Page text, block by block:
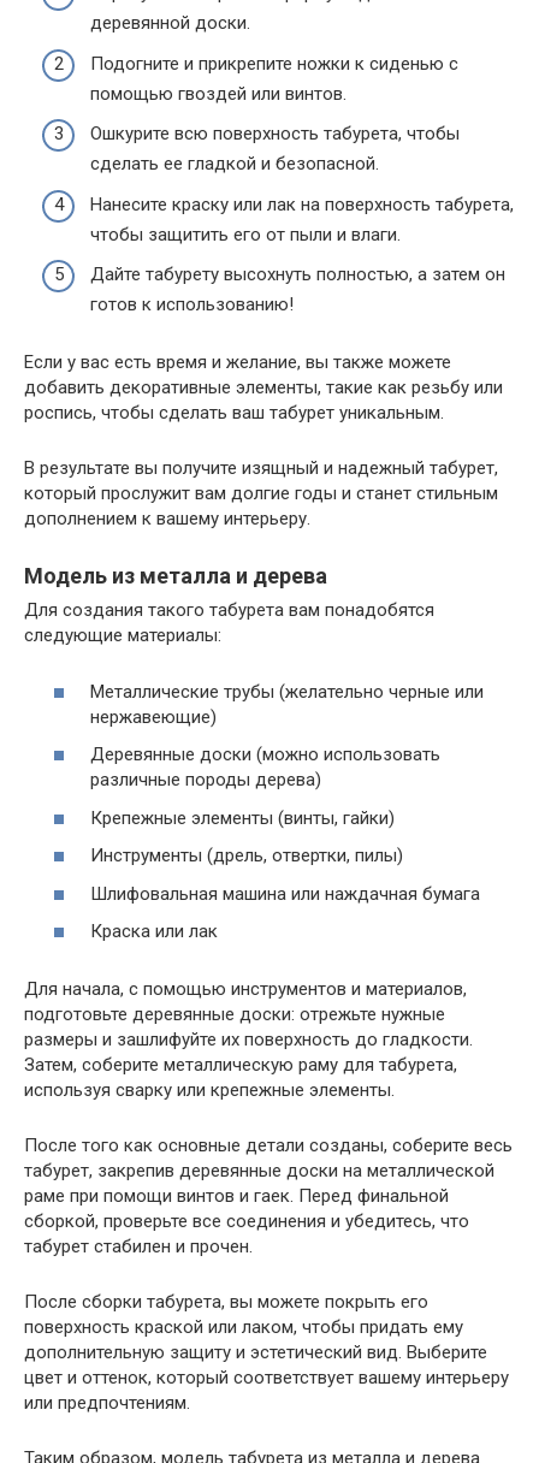
деревянной доски.
Подогните и прикрепите ножки к сиденью с
помощью гвоздей или винтов.
Ошкурите всю поверхность табурета, чтобы
сделать ее гладкой и безопасной.
Нанесите краску или лак на поверхность табурета,
чтобы защитить его от пыли и влаги.
Дайте табурету высохнуть полностью, а затем он
готов к использованию!
Если у вас есть время и желание, вы также можете
добавить декоративные элементы, такие как резьбу или
роспись, чтобы сделать ваш табурет уникальным.
В результате вы получите изящный и надежный табурет,
который прослужит вам долгие годы и станет стильным
дополнением к вашему интерьеру.
Модель из металла и дерева
Для создания такого табурета вам понадобятся
следующие материалы:
Металлические трубы (желательно черные или
нержавеющие)
Деревянные доски (можно использовать
различные породы дерева)
Крепежные элементы (винты, гайки)
Инструменты (дрель, отвертки, пилы)
Шлифовальная машина или наждачная бумага
Краска или лак
Для начала, с помощью инструментов и материалов,
подготовьте деревянные доски: отрежьте нужные
размеры и зашлифуйте их поверхность до гладкости.
Затем, соберите металлическую раму для табурета,
используя сварку или крепежные элементы.
После того как основные детали созданы, соберите весь
табурет, закрепив деревянные доски на металлической
раме при помощи винтов и гаек. Перед финальной
сборкой, проверьте все соединения и убедитесь, что
табурет стабилен и прочен.
После сборки табурета, вы можете покрыть его
поверхность краской или лаком, чтобы придать ему
дополнительную защиту и эстетический вид. Выберите
цвет и оттенок, который соответствует вашему интерьеру
или предпочтениям.